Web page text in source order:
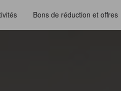
Bons de réduction et offres